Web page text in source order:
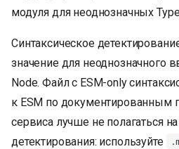
модуля для неоднозначных
Синтаксическое
значение для неоднозначного
Node. Файл с ESM-only
к ESM по документированным
сервиса лучше не полагаться
детектирования: используйте